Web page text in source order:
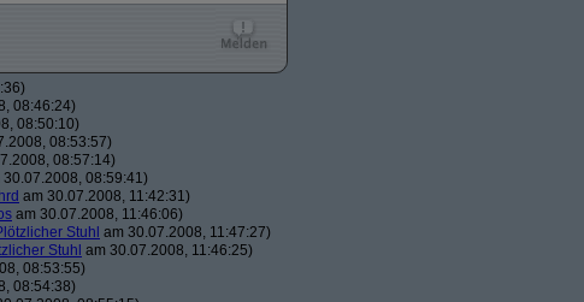
08:46:24)
08:50:10)
08:53:57)
08:57:14)
30.07.2008, 08:59:41)
am 30.07.2008, 11:42:31)
am 30.07.2008, 11:46:06)
Stuhl am 30.07.2008, 11:47:27)
Stuhl am 30.07.2008, 11:46:25)
08:53:55)
08:54:38)